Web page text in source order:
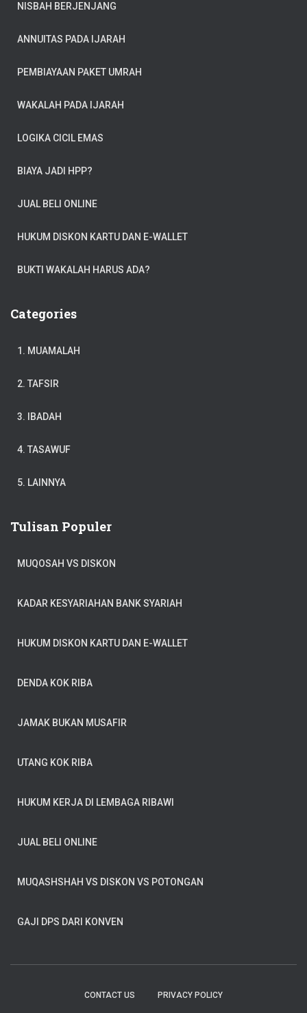
NISBAH BERJENJANG
ANNUITAS PADA IJARAH
PEMBIAYAAN PAKET UMRAH
WAKALAH PADA IJARAH
LOGIKA CICIL EMAS
BIAYA JADI HPP?
JUAL BELI ONLINE
HUKUM DISKON KARTU DAN E-WALLET
BUKTI WAKALAH HARUS ADA?
Categories
1. MUAMALAH
2. TAFSIR
3. IBADAH
4. TASAWUF
5. LAINNYA
Tulisan Populer
MUQOSAH VS DISKON
KADAR KESYARIAHAN BANK SYARIAH
HUKUM DISKON KARTU DAN E-WALLET
DENDA KOK RIBA
JAMAK BUKAN MUSAFIR
UTANG KOK RIBA
HUKUM KERJA DI LEMBAGA RIBAWI
JUAL BELI ONLINE
MUQASHSHAH VS DISKON VS POTONGAN
GAJI DPS DARI KONVEN
CONTACT US PRIVACY POLICY